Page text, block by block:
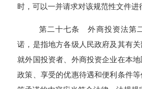
时，可以一并请求对该规范性文件进
第二十七条 外商投资法第
诺，是指地方各级人民政府及其有关
就外国投资者、外商投资企业在本
政策、享受的优惠待遇和便利条件